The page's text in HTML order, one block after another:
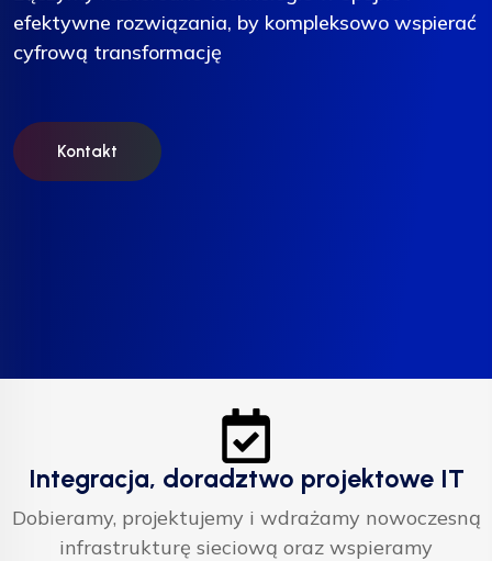
efektywne rozwiązania, by kompleksowo wspierać
cyfrową transformację
Kontakt
efektywne rozwiązania, by kompleksowo wspierać
cyfrową transformację
Kontakt
efektywne rozwiązania, by kompleksowo wspierać
cyfrową transformację
Kontakt
Integracja, doradztwo projektowe IT
Dobieramy, projektujemy i wdrażamy nowoczesną
infrastrukturę sieciową oraz wspieramy